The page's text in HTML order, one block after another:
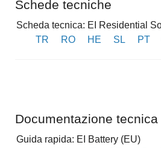
Schede tecniche
Scheda tecnica: EI Residential
TR
RO HE SL PT
Documentazione tecnica
Guida rapida: EI Battery (EU)